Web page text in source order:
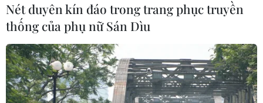
Nét duyên kín đáo trong trang phục truyền
thống của phụ nữ Sán Dìu